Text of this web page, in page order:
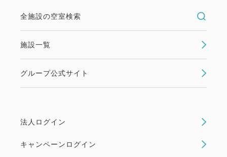
全施設の空室検索
施設一覧
グループ公式サイト
法人ログイン
キャンペーンログイン